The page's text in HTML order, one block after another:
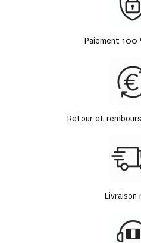
Paiement 100
Retour et
Livraison